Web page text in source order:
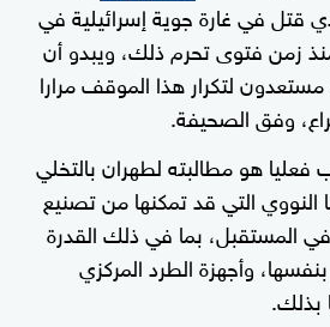
قتل في غارة جوية إسرائيلية في
زمن فتوى تحرم ذلك، ويبدو أن
مستعدون لتكرار هذا الموقف مرارا
وفق الصحيفة.
هو مطالبته لطهران بالتخلي
النووي التي قد تمكنها من تصنيع
المستقبل، بما في ذلك القدرة
وأجهزة الطرد المركزي
بذلك.